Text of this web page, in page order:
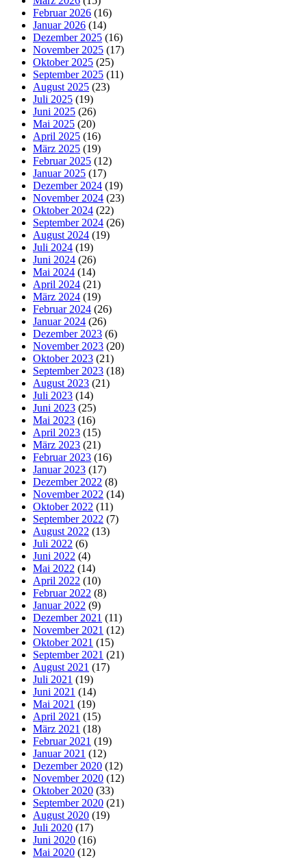
Februar 2026 (16)
Januar 2026 (14)
Dezember 2025 (16)
November 2025 (17)
Oktober 2025 (25)
September 2025 (11)
August 2025 (23)
Juli 2025 (19)
Juni 2025 (26)
Mai 2025 (20)
April 2025 (16)
März 2025 (19)
Februar 2025 (12)
Januar 2025 (17)
Dezember 2024 (19)
November 2024 (23)
Oktober 2024 (22)
September 2024 (26)
August 2024 (19)
Juli 2024 (19)
Juni 2024 (26)
Mai 2024 (14)
April 2024 (21)
März 2024 (19)
Februar 2024 (26)
Januar 2024 (26)
Dezember 2023 (6)
November 2023 (20)
Oktober 2023 (21)
September 2023 (18)
August 2023 (21)
Juli 2023 (14)
Juni 2023 (25)
Mai 2023 (16)
April 2023 (15)
März 2023 (21)
Februar 2023 (16)
Januar 2023 (17)
Dezember 2022 (8)
November 2022 (14)
Oktober 2022 (11)
September 2022 (7)
August 2022 (13)
Juli 2022 (6)
Juni 2022 (4)
Mai 2022 (14)
April 2022 (10)
Februar 2022 (8)
Januar 2022 (9)
Dezember 2021 (11)
November 2021 (12)
Oktober 2021 (15)
September 2021 (21)
August 2021 (17)
Juli 2021 (19)
Juni 2021 (14)
Mai 2021 (19)
April 2021 (15)
März 2021 (18)
Februar 2021 (19)
Januar 2021 (12)
Dezember 2020 (12)
November 2020 (12)
Oktober 2020 (33)
September 2020 (21)
August 2020 (19)
Juli 2020 (17)
Juni 2020 (16)
Mai 2020 (12)